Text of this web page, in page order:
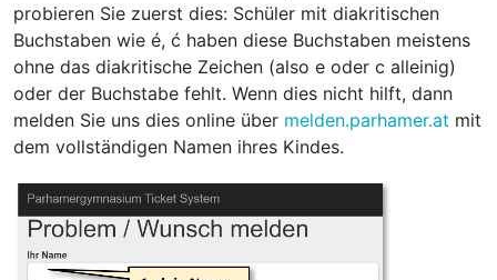
probieren Sie zuerst dies: Schüler mit diakritischen
Buchstaben wie é, ć haben diese Buchstaben meistens
ohne das diakritische Zeichen (also e oder c alleinig)
oder der Buchstabe fehlt. Wenn dies nicht hilft, dann
melden Sie uns dies online über melden.parhamer.at mit
dem vollständigen Namen ihres Kindes.